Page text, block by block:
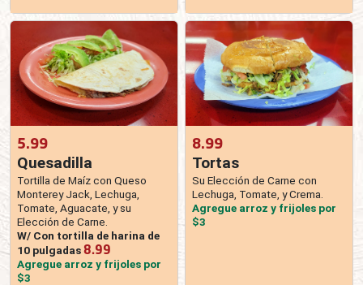
5.99
Quesadilla
Tortilla de Maíz con Queso
Monterey Jack, Lechuga,
Tomate, Aguacate, y su
Elección de Carne.
W/ Con tortilla de harina de
10 pulgadas8.99
Agregue arroz y frijoles por
$3
8.99
Tortas
Su Elección de Carne con
Lechuga, Tomate, y Crema.
Agregue arroz y frijoles por
$3